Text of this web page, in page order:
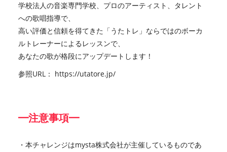
学校法人の音楽専門学校、プロのアーティスト、タレント
への歌唱指導で、
高い評価と信頼を得てきた「うたトレ」ならではのボーカ
ルトレーナーによるレッスンで、
あなたの歌が格段にアップデートします！
参照URL： https://utatore.jp/
━注意事項━
・本チャレンジはmysta株式会社が主催しているものであ